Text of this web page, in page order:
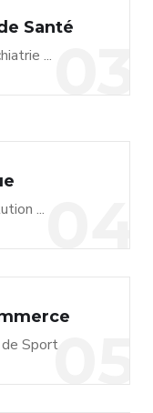
Santé
...
...
05
Sport